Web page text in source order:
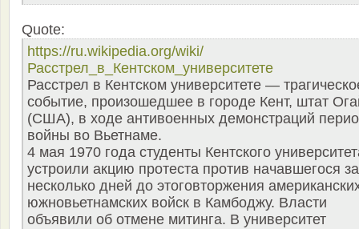
Quote:
https://ru.wikipedia.org/wiki/
Расстрел_в_Кентском_университете
Расстрел в Кентском университете —
событие, произошедшее в городе Кент, штат
(США), в ходе антивоенных демонстраций
войны во Вьетнаме.
4 мая 1970 года студенты Кентского
устроили акцию протеста против начавшегося за
несколько дней до этоговторжения
южновьетнамских войск в Камбоджу. Власти
объявили об отмене митинга. В университет